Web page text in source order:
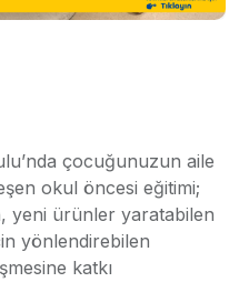
çocuğunuzun aile
okul öncesi eğitimi;
yeni ürünler yaratabilen
yönlendirebilen
katkı